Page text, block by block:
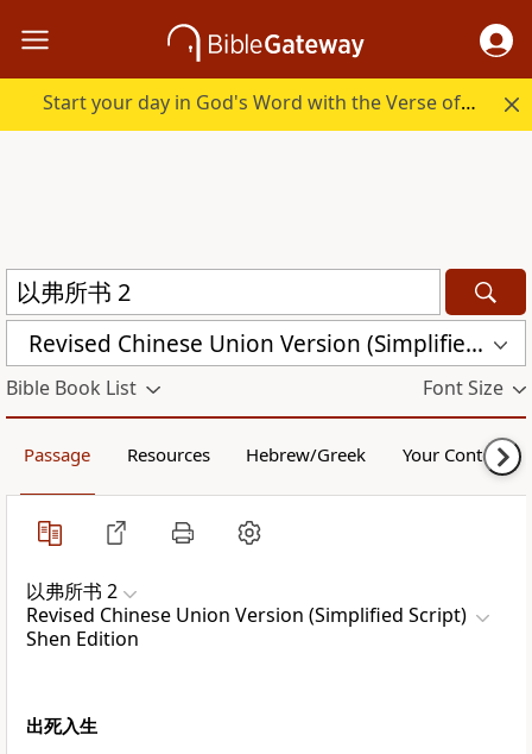
Start your day in God's Word with the Verse of the Day.
Revised Chinese Union Version (Simplified Script) Shen Edition (RCU17SS)
Bible Book List Font Size
Passage Resources Hebrew/Greek Your Content
以弗所书 2
Revised Chinese Union Version (Simplified Script)
Shen Edition
出死入生